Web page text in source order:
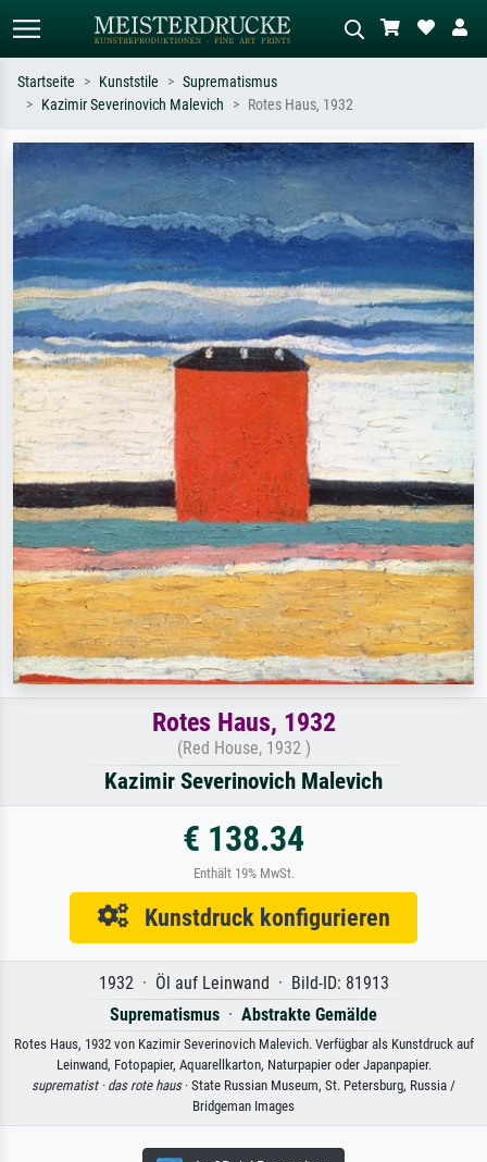
Suchen Sie nach Künstlern, Werktiteln
oder Stilen – z.B. Monet,
Sternennacht, Impressionismus, Welle
Hokusai, Akt.
Beschreiben Sie die Szene – z.B. Grüne
Wiese, Abstrakt mit viel Rot, Dunkles
Ölgemälde, Stehender Akt neben einem
Baum.
Startseite Kunststile
Suprematismus
Kazimir Severinovich Malevich
Rotes Haus, 1932
Rotes Haus, 1932
(Red House, 1932 )
Kazimir Severinovich Malevich
€ 138.34
Enthält 19% MwSt.
Kunstdruck konfigurieren
1932 · Öl auf Leinwand · Bild-ID: 81913
Suprematismus · Abstrakte Gemälde
Rotes Haus, 1932 von Kazimir Severinovich Malevich. Verfügbar als Kunstdruck auf
Leinwand, Fotopapier, Aquarellkarton, Naturpapier oder Japanpapier.
suprematist · das rote haus· State Russian Museum, St. Petersburg, Russia /
Bridgeman Images